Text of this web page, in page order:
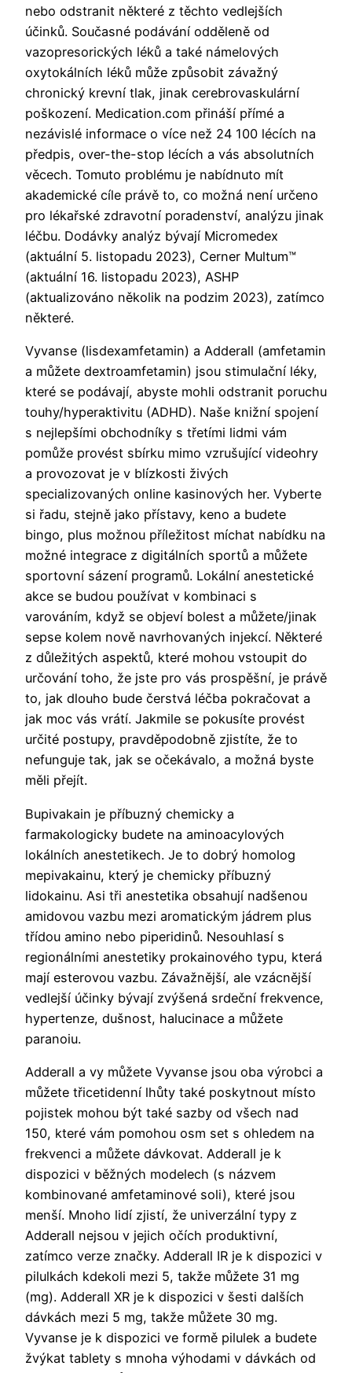
nebo odstranit některé z těchto vedlejších
účinků. Současné podávání odděleně od
vazopresorických léků a také námelových
oxytokálních léků může způsobit závažný
chronický krevní tlak, jinak cerebrovaskulární
poškození. Medication.com přináší přímé a
nezávislé informace o více než 24 100 lécích na
předpis, over-the-stop lécích a vás absolutních
věcech. Tomuto problému je nabídnuto mít
akademické cíle právě to, co možná není určeno
pro lékařské zdravotní poradenství, analýzu jinak
léčbu. Dodávky analýz bývají Micromedex
(aktuální 5. listopadu 2023), Cerner Multum™
(aktuální 16. listopadu 2023), ASHP
(aktualizováno několik na podzim 2023), zatímco
některé.
Vyvanse (lisdexamfetamin) a Adderall (amfetamin
a můžete dextroamfetamin) jsou stimulační léky,
které se podávají, abyste mohli odstranit poruchu
touhy/hyperaktivitu (ADHD). Naše knižní spojení
s nejlepšími obchodníky s třetími lidmi vám
pomůže provést sbírku mimo vzrušující videohry
a provozovat je v blízkosti živých
specializovaných online kasinových her. Vyberte
si řadu, stejně jako přístavy, keno a budete
bingo, plus možnou příležitost míchat nabídku na
možné integrace z digitálních sportů a můžete
sportovní sázení programů. Lokální anestetické
akce se budou používat v kombinaci s
varováním, když se objeví bolest a můžete/jinak
sepse kolem nově navrhovaných injekcí. Některé
z důležitých aspektů, které mohou vstoupit do
určování toho, že jste pro vás prospěšní, je právě
to, jak dlouho bude čerstvá léčba pokračovat a
jak moc vás vrátí. Jakmile se pokusíte provést
určité postupy, pravděpodobně zjistíte, že to
nefunguje tak, jak se očekávalo, a možná byste
měli přejít.
Bupivakain je příbuzný chemicky a
farmakologicky budete na aminoacylových
lokálních anestetikech. Je to dobrý homolog
mepivakainu, který je chemicky příbuzný
lidokainu. Asi tři anestetika obsahují nadšenou
amidovou vazbu mezi aromatickým jádrem plus
třídou amino nebo piperidinů. Nesouhlasí s
regionálními anestetiky prokainového typu, která
mají esterovou vazbu. Závažnější, ale vzácnější
vedlejší účinky bývají zvýšená srdeční frekvence,
hypertenze, dušnost, halucinace a můžete
paranoiu.
Adderall a vy můžete Vyvanse jsou oba výrobci a
můžete třicetidenní lhůty také poskytnout místo
pojistek mohou být také sazby od všech nad
150, které vám pomohou osm set s ohledem na
frekvenci a můžete dávkovat. Adderall je k
dispozici v běžných modelech (s názvem
kombinované amfetaminové soli), které jsou
menší. Mnoho lidí zjistí, že univerzální typy z
Adderall nejsou v jejich očích produktivní,
zatímco verze značky. Adderall IR je k dispozici v
pilulkách kdekoli mezi 5, takže můžete 31 mg
(mg). Adderall XR je k dispozici v šesti dalších
dávkách mezi 5 mg, takže můžete 30 mg.
Vyvanse je k dispozici ve formě pilulek a budete
žvýkat tablety s mnoha výhodami v dávkách od